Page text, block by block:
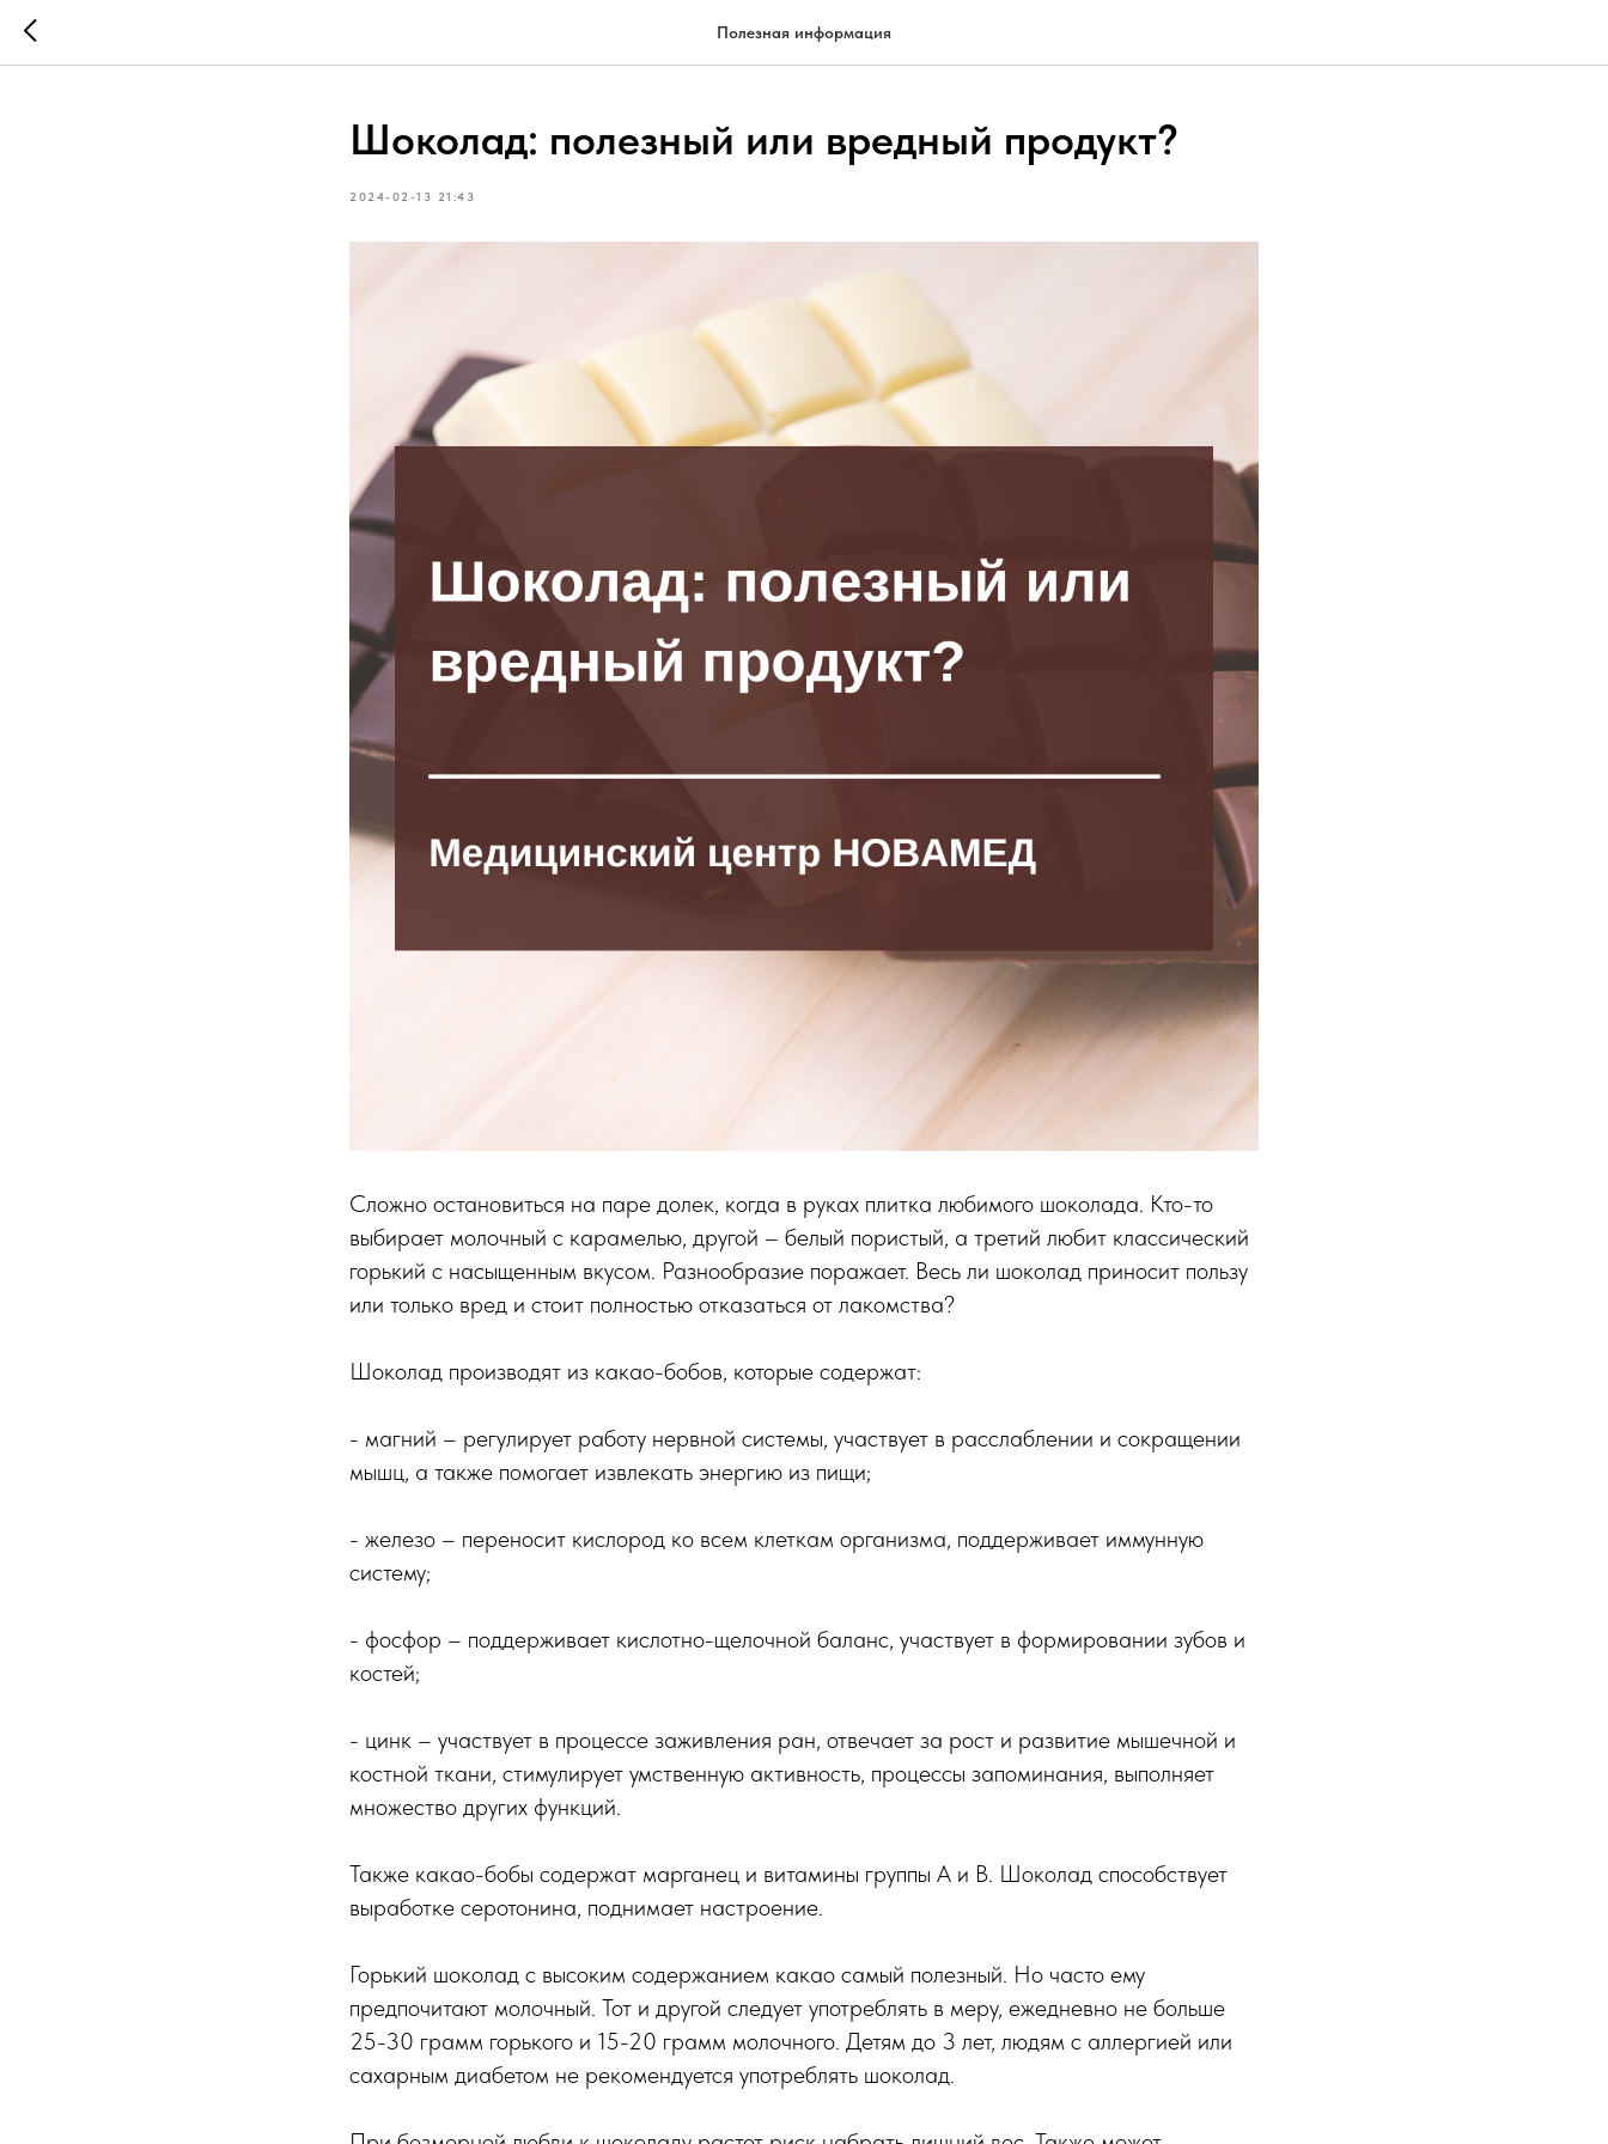
Полезная информация
Шоколад: полезный или вредный продукт?
2024-02-13 21:43
Сложно остановиться на паре долек, когда в руках плитка любимого шоколада. Кто-то
выбирает молочный с карамелью, другой – белый пористый, а третий любит классический
горький с насыщенным вкусом. Разнообразие поражает. Весь ли шоколад приносит пользу
или только вред и стоит полностью отказаться от лакомства?
Шоколад производят из какао-бобов, которые содержат:
- магний – регулирует работу нервной системы, участвует в расслаблении и сокращении
мышц, а также помогает извлекать энергию из пищи;
- железо – переносит кислород ко всем клеткам организма, поддерживает иммунную
систему;
- фосфор – поддерживает кислотно-щелочной баланс, участвует в формировании зубов и
костей;
- цинк – участвует в процессе заживления ран, отвечает за рост и развитие мышечной и
костной ткани, стимулирует умственную активность, процессы запоминания, выполняет
множество других функций.
Также какао-бобы содержат марганец и витамины группы А и В. Шоколад способствует
выработке серотонина, поднимает настроение.
Горький шоколад с высоким содержанием какао самый полезный. Но часто ему
предпочитают молочный. Тот и другой следует употреблять в меру, ежедневно не больше
25-30 грамм горького и 15-20 грамм молочного. Детям до 3 лет, людям с аллергией или
сахарным диабетом не рекомендуется употреблять шоколад.